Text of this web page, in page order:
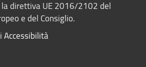
la direttiva UE 2016/2102 del
e del Consiglio.
Accessibilità